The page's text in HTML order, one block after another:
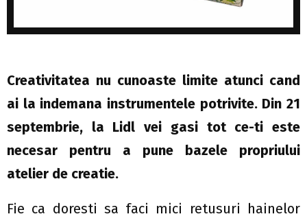
Creativitatea nu cunoaste limite atunci cand
ai la indemana instrumentele potrivite. Din 21
septembrie, la Lidl vei gasi tot ce-ti este
necesar pentru a pune bazele propriului
atelier de creatie.
Fie ca doresti sa faci mici retusuri hainelor